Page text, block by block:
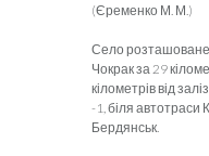
(Єременко М. М.)
Село розташоване
Чокрак за 29
кілометрів від
-1, біля автотраси
Бердянськ.